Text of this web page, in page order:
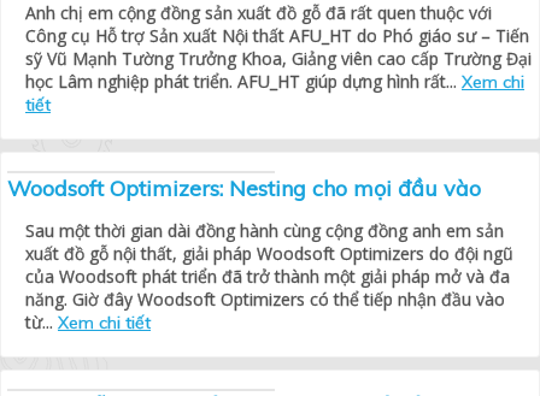
Anh chị em cộng đồng sản xuất đồ gỗ đã rất quen thuộc với
Công cụ Hỗ trợ Sản xuất Nội thất AFU_HT do Phó giáo sư – Tiến
sỹ Vũ Mạnh Tường Trưởng Khoa, Giảng viên cao cấp Trường Đại
học Lâm nghiệp phát triển. AFU_HT giúp dựng hình rất... Xem chi
tiết
Woodsoft Optimizers: Nesting cho mọi đầu vào
Sau một thời gian dài đồng hành cùng cộng đồng anh em sản
xuất đồ gỗ nội thất, giải pháp Woodsoft Optimizers do đội ngũ
của Woodsoft phát triển đã trở thành một giải pháp mở và đa
năng. Giờ đây Woodsoft Optimizers có thể tiếp nhận đầu vào
từ... Xem chi tiết